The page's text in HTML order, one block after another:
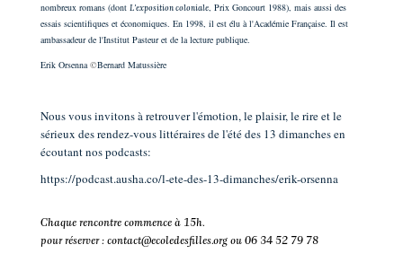
nombreux romans (dont L'exposition coloniale, Prix Goncourt 1988), mais aussi des
essais scientifiques et économiques. En 1998, il est élu à l'Académie Française. Il est
ambassadeur de l'Institut Pasteur et de la lecture publique.
Erik Orsenna ©Bernard Matussière
Nous vous invitons à retrouver l'émotion, le plaisir, le rire et le
sérieux des rendez-vous littéraires de l'été des 13 dimanches en
écoutant nos podcasts:
https://podcast.ausha.co/l-ete-des-13-dimanches/erik-orsenna
Chaque rencontre commence à 15h.
pour réserver : contact@ecoledesfilles.org ou 06 34 52 79 78